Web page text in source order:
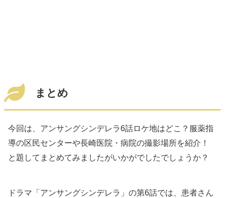
まとめ
今回は、アンサングシンデレラ6話ロケ地はどこ？服薬指
導の区民センターや長崎医院・病院の撮影場所を紹介！
と題してまとめてみましたがいかがでしたでしょうか？
ドラマ「アンサングシンデレラ」の第6話では、患者さん